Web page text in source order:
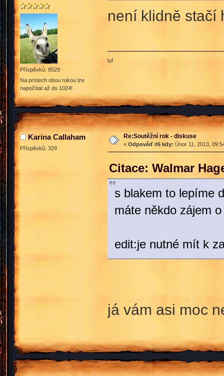
Příspěvků: 8529
Na prstech obou rukou lze
napočítat až do 1024!
není klidně stačí
luf
Karina Callaham
Příspěvků: 329
Re:Soutěžní rok - diskuse
« Odpověď #6 kdy: Únor 11, 2013,
Citace: Walmar
s blakem to lepíme
máte někdo zájem
edit:je nutné mít k
já vám asi moc